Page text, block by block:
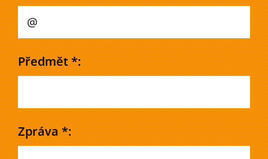
Předmět *:
Zpráva *: